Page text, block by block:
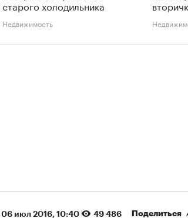
старого холодильника
Недвижимость
06 июл 2016, 10:40 49 486 Поделиться